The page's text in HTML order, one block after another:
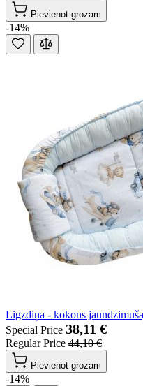
Pievienot grozam
-14%
Ligzdiņa - kokons
Special Price 38,11 €
Regular Price 44,10 €
Pievienot grozam
-14%